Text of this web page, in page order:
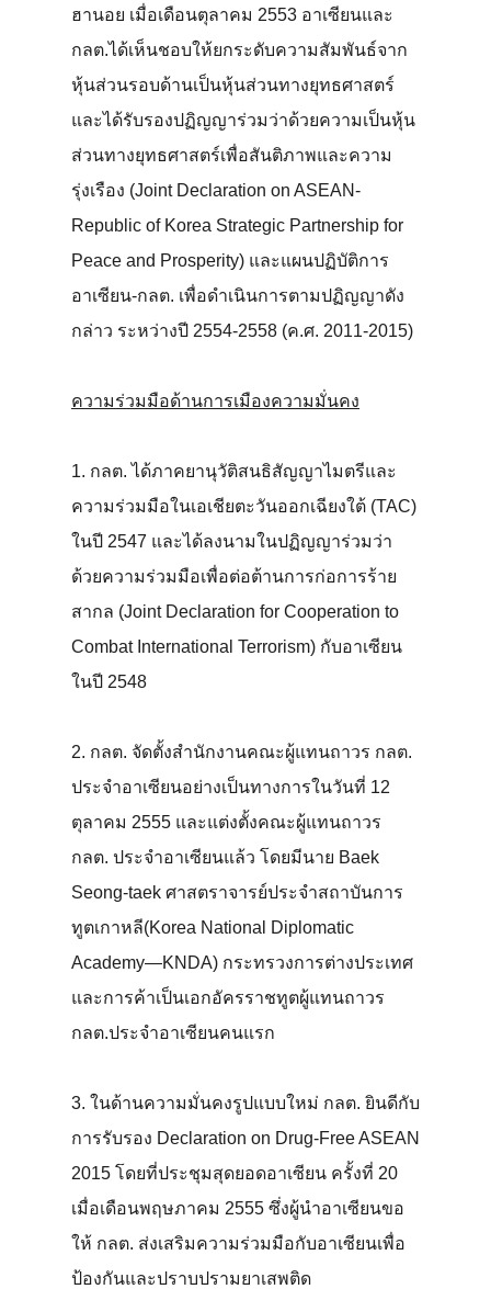
ฮานอย เมื่อเดือนตุลาคม 2553 อาเซียนและ
กลต.ได้เห็นชอบให้ยกระดับความสัมพันธ์จาก
หุ้นส่วนรอบด้านเป็นหุ้นส่วนทางยุทธศาสตร์
และได้รับรองปฏิญญาร่วมว่าด้วยความเป็นหุ้น
ส่วนทางยุทธศาสตร์เพื่อสันติภาพและความ
รุ่งเรือง (Joint Declaration on ASEAN-
Republic of Korea Strategic Partnership for
Peace and Prosperity) และแผนปฏิบัติการ
อาเซียน-กลต. เพื่อดำเนินการตามปฏิญญาดัง
กล่าว ระหว่างปี 2554-2558 (ค.ศ. 2011-2015)
ความร่วมมือด้านการเมืองความมั่นคง
1. กลต. ได้ภาคยานุวัติสนธิสัญญาไมตรีและ
ความร่วมมือในเอเชียตะวันออกเฉียงใต้ (TAC)
ในปี 2547 และได้ลงนามในปฏิญญาร่วมว่า
ด้วยความร่วมมือเพื่อต่อต้านการก่อการร้าย
สากล (Joint Declaration for Cooperation to
Combat International Terrorism) กับอาเซียน
ในปี 2548
2. กลต. จัดตั้งสำนักงานคณะผู้แทนถาวร กลต.
ประจำอาเซียนอย่างเป็นทางการในวันที่ 12
ตุลาคม 2555 และแต่งตั้งคณะผู้แทนถาวร
กลต. ประจำอาเซียนแล้ว โดยมีนาย Baek
Seong-taek ศาสตราจารย์ประจำสถาบันการ
ทูตเกาหลี(Korea National Diplomatic
Academy—KNDA) กระทรวงการต่างประเทศ
และการค้าเป็นเอกอัครราชทูตผู้แทนถาวร
กลต.ประจำอาเซียนคนแรก
3. ในด้านความมั่นคงรูปแบบใหม่ กลต. ยินดีกับ
การรับรอง Declaration on Drug-Free ASEAN
2015 โดยที่ประชุมสุดยอดอาเซียน ครั้งที่ 20
เมื่อเดือนพฤษภาคม 2555 ซึ่งผู้นำอาเซียนขอ
ให้ กลต. ส่งเสริมความร่วมมือกับอาเซียนเพื่อ
ป้องกันและปราบปรามยาเสพติด